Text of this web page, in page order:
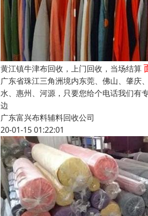
黄江镇牛津布回收，上门回收，当场结算
广东省珠江三角洲境内东莞、佛山、肇庆
水、惠州、河源，只要您给个电话我们有
边
广东富兴布料辅料回收公司
20-01-15 01:22:01